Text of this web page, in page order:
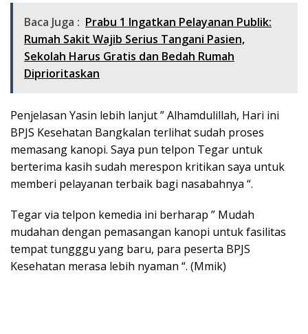
Baca Juga : Prabu 1 Ingatkan Pelayanan Publik:
Rumah Sakit Wajib Serius Tangani Pasien,
Sekolah Harus Gratis dan Bedah Rumah
Diprioritaskan
Penjelasan Yasin lebih lanjut ” Alhamdulillah, Hari ini
BPJS Kesehatan Bangkalan terlihat sudah proses
memasang kanopi. Saya pun telpon Tegar untuk
berterima kasih sudah merespon kritikan saya untuk
memberi pelayanan terbaik bagi nasabahnya “.
Tegar via telpon kemedia ini berharap ” Mudah
mudahan dengan pemasangan kanopi untuk fasilitas
tempat tungggu yang baru, para peserta BPJS
Kesehatan merasa lebih nyaman “. (Mmik)